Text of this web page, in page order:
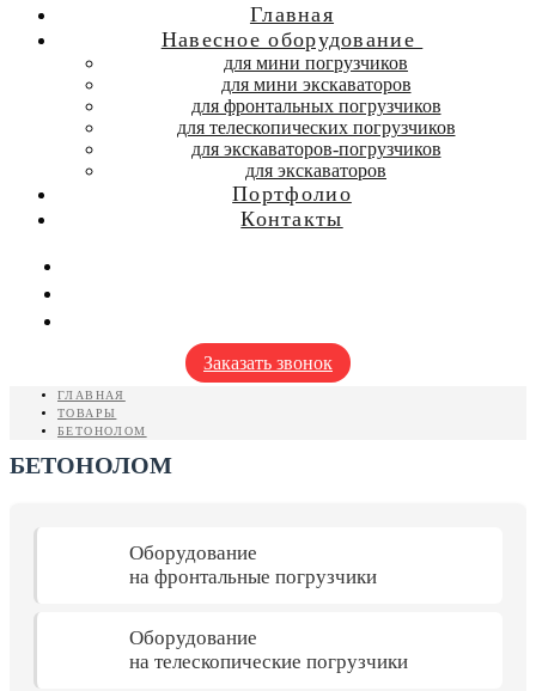
Главная
Навесное оборудование
для мини погрузчиков
для мини экскаваторов
для фронтальных погрузчиков
для телескопических погрузчиков
для экскаваторов-погрузчиков
для экскаваторов
Портфолио
Контакты
Заказать звонок
ГЛАВНАЯ
ТОВАРЫ
БЕТОНОЛОМ
БЕТОНОЛОМ
Оборудование
на фронтальные погрузчики
Оборудование
на телескопические погрузчики